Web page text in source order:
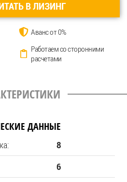
В ЛИЗИНГ
Аванс от 0%
Работаем со сторонними
расчетами
ДАННЫЕ
8
6